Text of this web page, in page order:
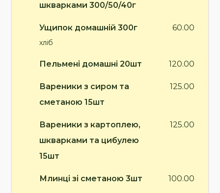
шкварками 300/50/40г
Ущипок домашній 300г 60.00
хліб
Пельмені домашні 20шт 120.00
Вареники з сиром та
сметаною 15шт
125.00
Вареники з картоплею,
шкварками та цибулею
15шт
125.00
Млинці зі сметаною 3шт 100.00